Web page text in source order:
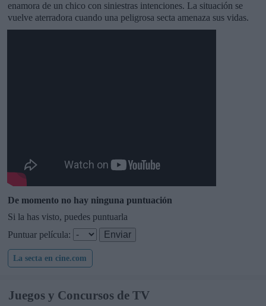
enamora de un chico con siniestras intenciones. La situación se
vuelve aterradora cuando una peligrosa secta amenaza sus vidas.
De momento no hay ninguna puntuación
Si la has visto, puedes puntuarla
Puntuar película:
La secta en cine.com
Juegos y Concursos de TV